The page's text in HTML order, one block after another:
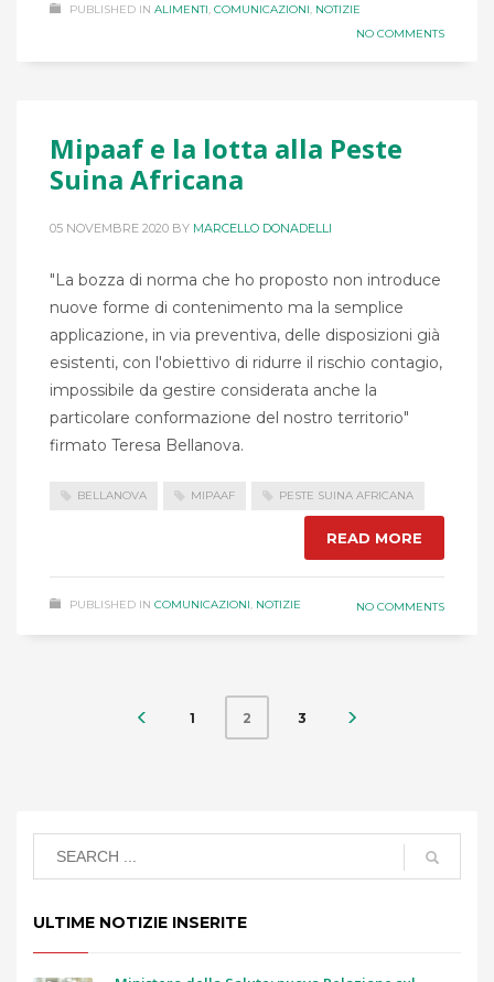
PUBLISHED IN ALIMENTI, COMUNICAZIONI, NOTIZIE
NO COMMENTS
Mipaaf e la lotta alla Peste
Suina Africana
05 NOVEMBRE 2020 BY MARCELLO DONADELLI
"La bozza di norma che ho proposto non introduce
nuove forme di contenimento ma la semplice
applicazione, in via preventiva, delle disposizioni già
esistenti, con l'obiettivo di ridurre il rischio contagio,
impossibile da gestire considerata anche la
particolare conformazione del nostro territorio"
firmato Teresa Bellanova.
BELLANOVA MIPAAF PESTE SUINA AFRICANA
READ MORE
PUBLISHED IN COMUNICAZIONI, NOTIZIE NO COMMENTS
1 2 3
ULTIME NOTIZIE INSERITE